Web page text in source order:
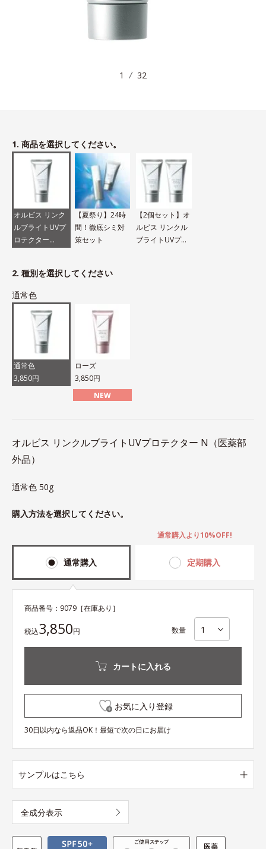
1 32
1. 商品を選択してください。
オルビス リンク
ルブライトUVプ
ロテクター
【夏祭り】24時
間！徹底シミ対
策セット
【2個セット】オ
ルビス リンクル
ブライトUVプロ
2. 種別を選択してください
通常色
通常色
3,850円
ローズ
3,850円
NEW
オルビス リンクルブライトUVプロテクター N（医薬部
外品）
通常色 50g
購入方法を選択してください。
通常購入 定期購入
通常購入より10%OFF!
商品番号： 9079 ［在庫あり］
税込3,850円 数量
カートに入れる
お気に入り登録
30日以内なら返品OK！最短で次の日にお届け
サンプルはこちら
全成分表示